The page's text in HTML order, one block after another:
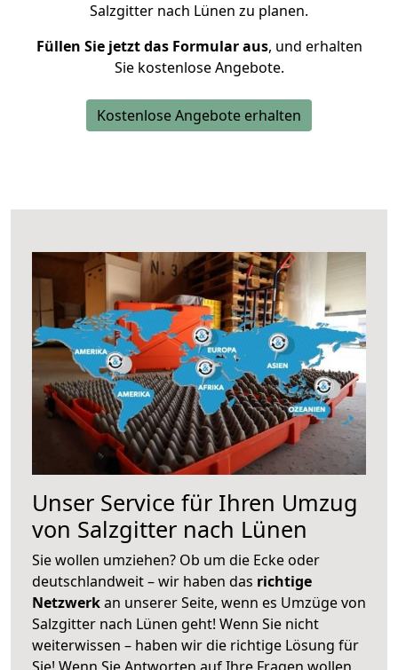
Salzgitter nach Lünen zu planen.
Füllen Sie jetzt das Formular aus, und erhalten
Sie kostenlose Angebote.
Kostenlose Angebote erhalten
Unser Service für Ihren Umzug
von Salzgitter nach Lünen
Sie wollen umziehen? Ob um die Ecke oder
deutschlandweit – wir haben das richtige
Netzwerkan unserer Seite, wenn es Umzüge von
Salzgitter nach Lünen geht! Wenn Sie nicht
weiterwissen – haben wir die richtige Lösung für